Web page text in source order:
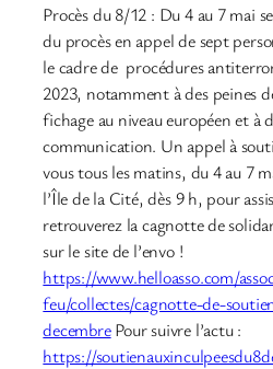
Procès du 8/12 : Du 4 au 7 mai
du procès en appel de sept
le cadre de procédures
2023, notamment à des peines
fichage au niveau européen et à
communication. Un appel à
vous tous les matins, du 4 au 7
l’Île de la Cité, dès 9 h, pour
retrouverez la cagnotte de
sur le site de l’envo !
https://www.helloasso.com/
feu/collectes/cagnotte-de-
decembrePour suivre l’actu :
https://